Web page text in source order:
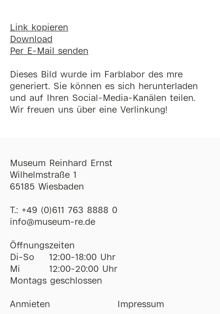
Link kopieren
Download
Per E-Mail senden
Dieses Bild wurde im Farblabor des mre
generiert. Sie können es sich herunterladen
und auf Ihren Social-Media-Kanälen teilen.
Wir freuen uns über eine Verlinkung!
Museum Reinhard Ernst
Wilhelmstraße 1
65185 Wiesbaden
T.: +49 (0)611 763 8888 0
ofni@museum-re de
Öffnungszeiten
Di-So
12:00-18:00 Uhr
Mi
12:00-20:00 Uhr
Montags geschlossen
Anmieten Impressum